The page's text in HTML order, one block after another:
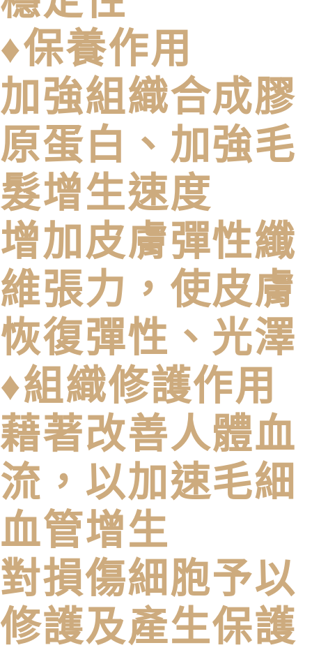
♦保養作用
加強組織合成膠
原蛋白、加強毛
髮增生速度
增加皮膚彈性纖
維張力，使皮膚
恢復彈性、光澤
♦組織修護作用
藉著改善人體血
流，以加速毛細
血管增生
對損傷細胞予以
修護及產生保護